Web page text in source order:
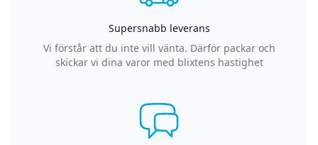
Supersnabb leverans
Vi förstår att du inte vill vänta. Därför packar och
skickar vi dina varor med blixtens hastighet